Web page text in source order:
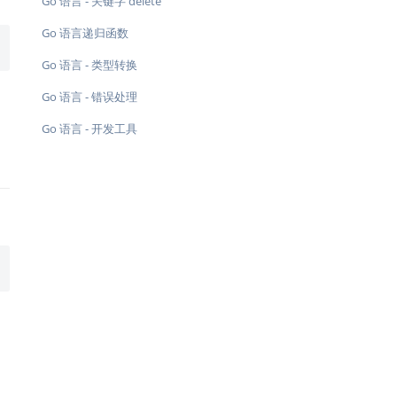
Go 语言递归函数
Go 语言 - 类型转换
Go 语言 - 错误处理
Go 语言 - 开发工具